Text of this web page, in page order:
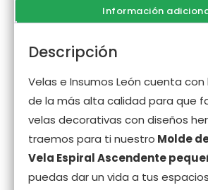
Información
Descripción
Velas e Insumos León cuenta
de la más alta calidad para que
velas decorativas con diseños
traemos para ti nuestro Molde
Vela Espiral Ascendente
puedas dar un vida a tus